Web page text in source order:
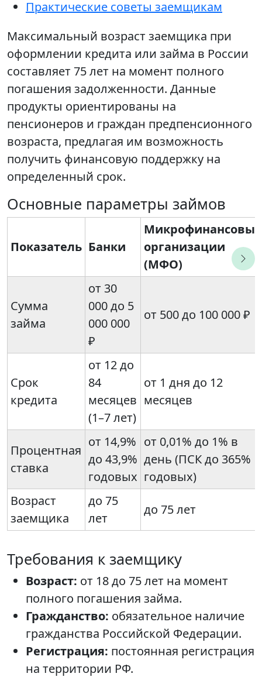
Практические советы заемщикам
Максимальный возраст заемщика при
оформлении кредита или займа в России
составляет 75 лет на момент полного
погашения задолженности. Данные
продукты ориентированы на
пенсионеров и граждан предпенсионного
возраста, предлагая им возможность
получить финансовую поддержку на
определенный срок.
Основные параметры займов
Показатель Банки
Микрофинансовые
организации
(МФО)
Сумма
займа
от 30
000 до 5
000 000
₽
от 500 до 100 000 ₽
Срок
кредита
от 12 до
84
месяцев
(1–7 лет)
от 1 дня до 12
месяцев
Процентная
ставка
от 14,9%
до 43,9%
годовых
от 0,01% до 1% в
день (ПСК до 365%
годовых)
Возраст
заемщика
до 75
лет
до 75 лет
Требования к заемщику
Возраст: от 18 до 75 лет на момент
полного погашения займа.
Гражданство: обязательное наличие
гражданства Российской Федерации.
Регистрация: постоянная регистрация
на территории РФ.